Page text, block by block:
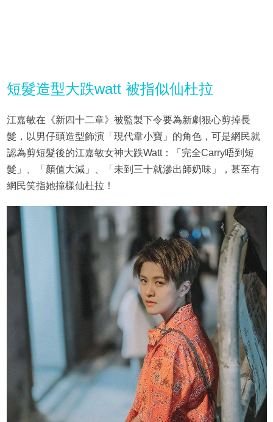
短髮造型大跌watt 被指似仙杜拉
江嘉敏在《新四十二章》被監製下令要為新劇狠心剪掉長
髮，以男仔頭造型飾演「現代韋小寶」的角色，可是網民就
認為剪短髮後的江嘉敏女神大跌Watt：「完全Carry唔到短
髮」、「顏值大減」、「未到三十就滲出師奶味」，甚至有
網民笑指她撞樣仙杜拉！